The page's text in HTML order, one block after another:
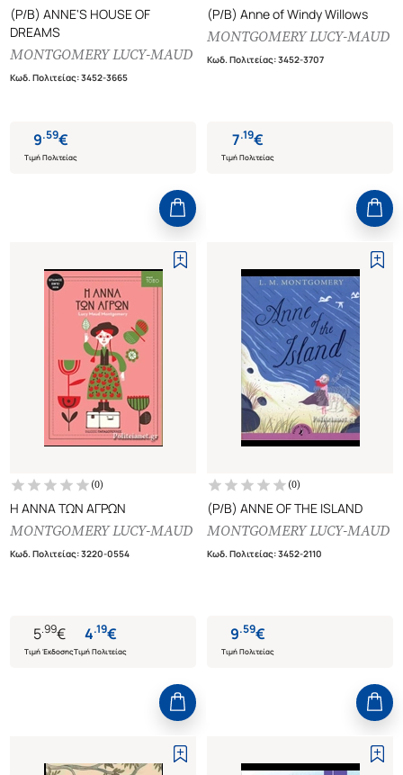
(P/B) ANNE'S HOUSE OF
DREAMS
MONTGOMERY LUCY-MAUD
Κωδ. Πολιτείας:3452-3665
9.59€
Τιμή Πολιτείας
(P/B) Anne of Windy Willows
MONTGOMERY LUCY-MAUD
Κωδ. Πολιτείας:3452-3707
7.19€
Τιμή Πολιτείας
(0)
Η ΑΝΝΑ ΤΩΝ ΑΓΡΩΝ
MONTGOMERY LUCY-MAUD
Κωδ. Πολιτείας:3220-0554
5.99€
Τιμή Έκδοσης
4.19€
Τιμή Πολιτείας
(0)
(P/B) ANNE OF THE ISLAND
MONTGOMERY LUCY-MAUD
Κωδ. Πολιτείας:3452-2110
9.59€
Τιμή Πολιτείας